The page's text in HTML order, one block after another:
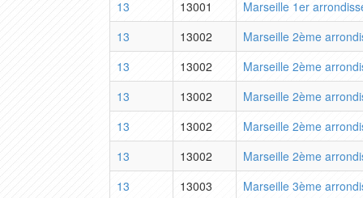
13
13001
Marseille 1er
13
13002
Marseille 2ème
13
13002
Marseille 2ème
13
13002
Marseille 2ème
13
13002
Marseille 2ème
13
13002
Marseille 2ème
13
13003
Marseille 3ème